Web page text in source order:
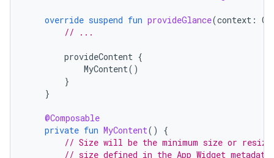
override suspend fun provideGlance(context :
// ...
provideContent {
MyContent()
}
}
@Composable
private fun MyContent()
{
// Size will be the minimum size or
// size defined in the App Widget metadata